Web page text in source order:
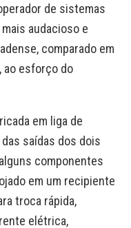
de sistemas
audacioso e
comparado em
ao esforço do
em liga de
saídas dos dois
componentes
em um recipiente
troca rápida,
elétrica,